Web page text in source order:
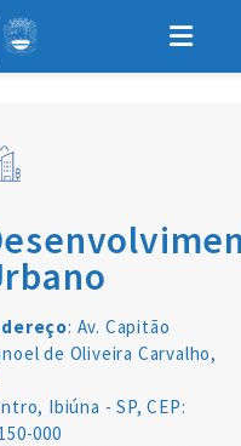
: Av. Capitão
de Oliveira Carvalho,
Ibiúna - SP, CEP:
000